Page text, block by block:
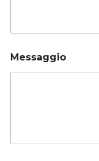
Messaggio